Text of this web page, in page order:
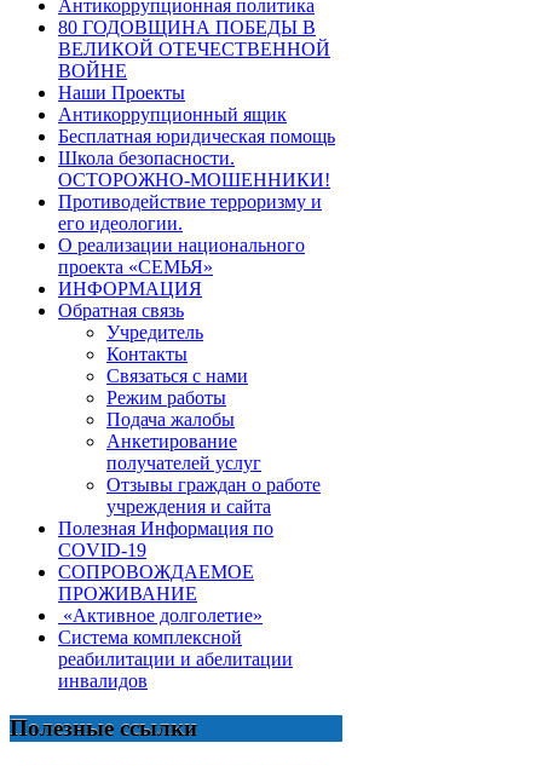
Антикоррупционная политика
80 ГОДОВЩИНА ПОБЕДЫ В
ВЕЛИКОЙ ОТЕЧЕСТВЕННОЙ
ВОЙНЕ
Наши Проекты
Антикоррупционный ящик
Бесплатная юридическая помощь
Школа безопасности.
ОСТОРОЖНО-МОШЕННИКИ!
Противодействие терроризму и
его идеологии.
О реализации национального
проекта «СЕМЬЯ»
ИНФОРМАЦИЯ
Обратная связь
Учредитель
Контакты
Связаться с нами
Режим работы
Подача жалобы
Анкетирование
получателей услуг
Отзывы граждан о работе
учреждения и сайта
Полезная Информация по
COVID-19
СОПРОВОЖДАЕМОЕ
ПРОЖИВАНИЕ
«Активное долголетие»
Система комплексной
реабилитации и абелитации
инвалидов
Полезные ссылки